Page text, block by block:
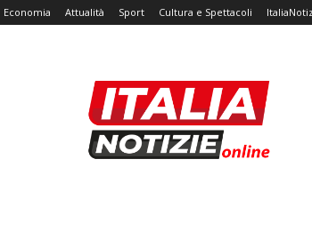
Economia Attualità Sport Cultura e Spettacoli